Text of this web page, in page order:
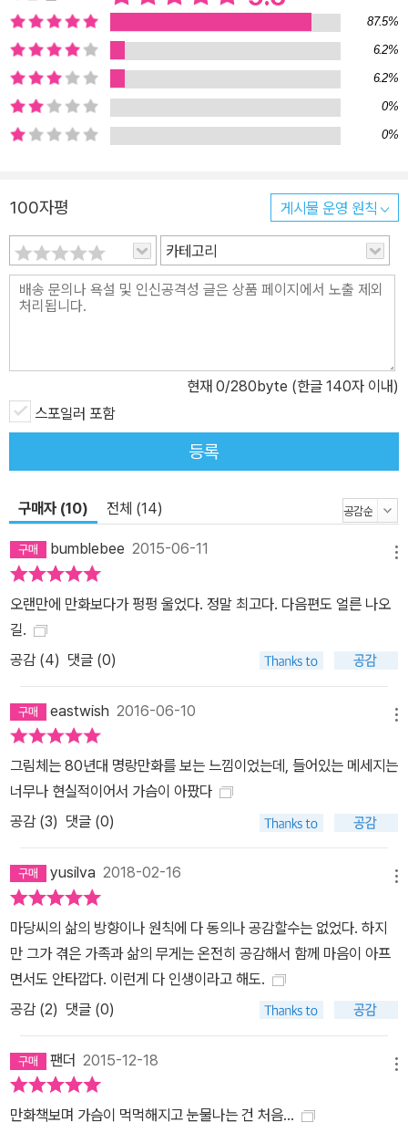
거를 반추하고 동시에 희망찬 미래를 설계하는 등의 소소한 이야기들
이 현장감 있게 또 유머를 잃지 않는 분위기 속에서 펼쳐진다. 지키고
싶은 나만의 세계와 부모님에 대한 애환이 바탕을 이루고 있지만 우
리 모두로 하여금 병들고 나약해진 부모님을 한 번쯤 돌아보게 만드
는 작품이다. 세대를 막론하고 가족과 엄마의 밥상을 그리워하게 한
를 튼다. 봄이 되어 텃밭에서 일궈낸 작물로 식탁을 차려내는 기쁨을
누리는 한편으로 부모님의 병환을 살피느라 정신적 여유가 없다. 부
모님의 연이은 외래진료와 정기검진, 몇 차례의 입원 그리고 정밀검
사가 반복되는 생활 속에서 마당 씨는 이제 막 첫돌을 지낸 아들과 사
랑스런 아내와의 단란한 삶을 지키고자 분투한다. 아버지에 대한 원
하지만 늙으신 부모님에 대한 애잔한 마음은 어쩔 수가 없다. 어머니
가 돌아가신 후 회한과 자책을 가슴 한편에 간직한 채 늘 따뜻한 밥상
을 차려주시고 맛있는 음식을 정성스레 요리해주신 어머니를 회상하
며 마당 씨는 자신이 직접 길러낸 배추와 무로 김장을 담그고 홀로 남
[당신의 리스트] 작가 신이현의 가족·음식에 관한 그래픽노블 5 ->
87.5%
6.2%
6.2%
0%
0%
100자평 게시물 운영 원칙
카테고리
현재 0/280byte (한글 140자 이내)
스포일러 포함
등록
구매자 (10) 전체 (14)
bumblebee 2015-06-11
오랜만에 만화보다가 펑펑 울었다. 정말 최고다. 다음편도 얼른 나오
길.
공감 (4) 댓글 (0)
eastwish 2016-06-10
그림체는 80년대 명랑만화를 보는 느낌이었는데, 들어있는 메세지는
너무나 현실적이어서 가슴이 아팠다
공감 (3) 댓글 (0)
yusilva 2018-02-16
마당씨의 삶의 방향이나 원칙에 다 동의나 공감할수는 없었다. 하지
만 그가 겪은 가족과 삶의 무게는 온전히 공감해서 함께 마음이 아프
면서도 안타깝다. 이런게 다 인생이라고 해도.
공감 (2) 댓글 (0)
팬더 2015-12-18
만화책보며 가슴이 먹먹해지고 눈물나는 건 처음...